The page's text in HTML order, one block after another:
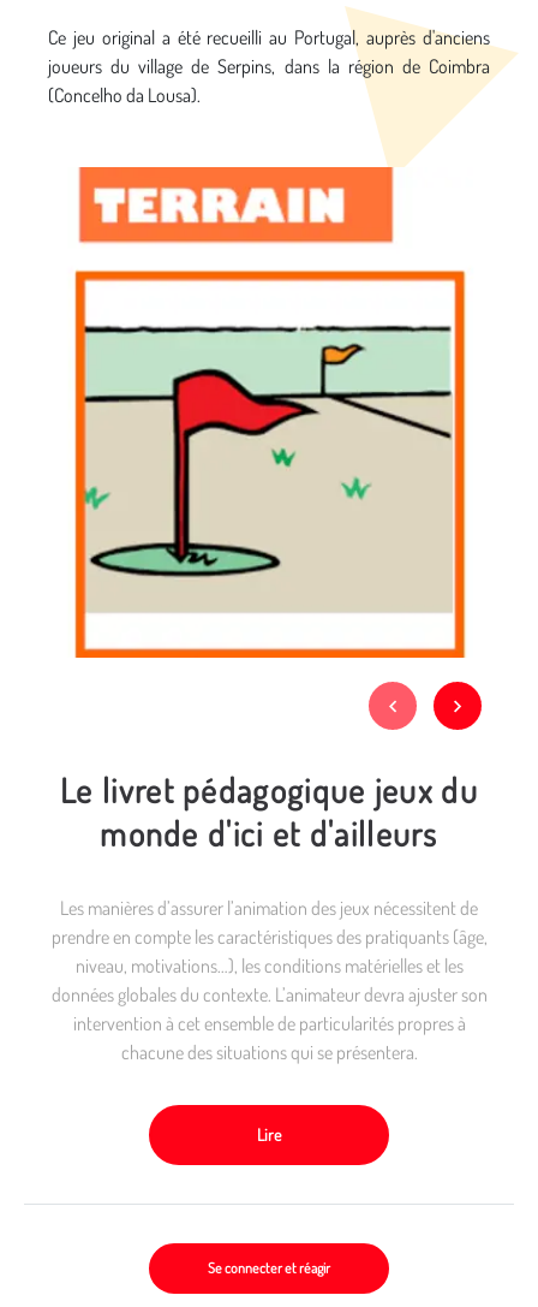
Ce jeu original a été recueilli au Portugal, auprès d'anciens
joueurs du village de Serpins, dans la région de Coimbra
(Concelho da Lousa).
Le livret pédagogique jeux du
monde d'ici et d'ailleurs
Les manières d’assurer l’animation des jeux nécessitent de
prendre en compte les caractéristiques des pratiquants (âge,
niveau, motivations…), les conditions matérielles et les
données globales du contexte. L’animateur devra ajuster son
intervention à cet ensemble de particularités propres à
chacune des situations qui se présentera.
Lire
Se connecter et réagir